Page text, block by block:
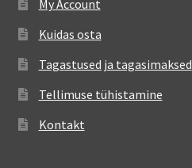
My Account
Kuidas osta
Tagastused ja tagasimaksed
Tellimuse tühistamine
Kontakt